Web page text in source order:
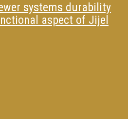
systems durability
aspect of Jijel